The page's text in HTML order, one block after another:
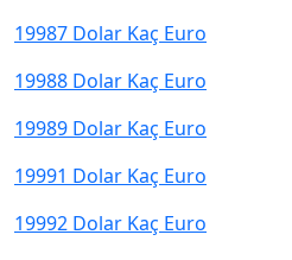
19987 Dolar Kaç Euro
19988 Dolar Kaç Euro
19989 Dolar Kaç Euro
19991 Dolar Kaç Euro
19992 Dolar Kaç Euro